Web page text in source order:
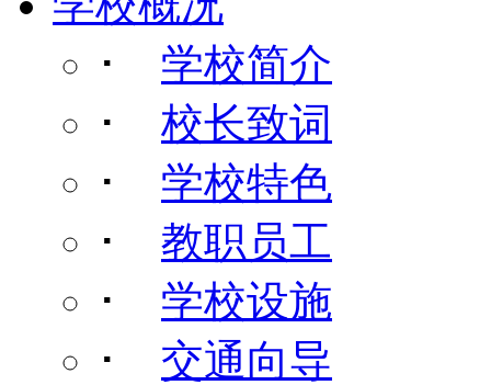
･ 学校简介
･ 校长致词
･ 学校特色
･ 教职员工
･ 学校设施
･ 交通向导